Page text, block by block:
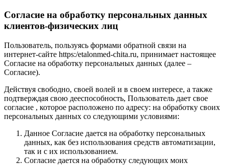
Согласие на обработку персональных данных
клиентов-физических лиц
Пользователь, пользуясь формами обратной связи на
интернет-сайте https:/etalonmed-chita.ru, принимает настоящее
Согласие на обработку персональных данных (далее –
Согласие).
Действуя свободно, своей волей и в своем интересе, а также
подтверждая свою дееспособность, Пользователь дает свое
согласие , которое расположено по адресу: на обработку своих
персональных данных со следующими условиями:
Данное Согласие дается на обработку персональных
данных, как без использования средств автоматизации,
так и с их использованием.
Согласие дается на обработку следующих моих